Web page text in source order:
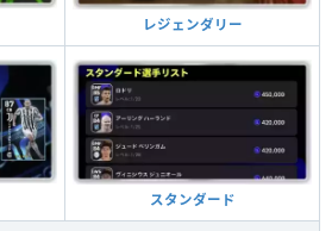
レジェンダリー
スタンダード